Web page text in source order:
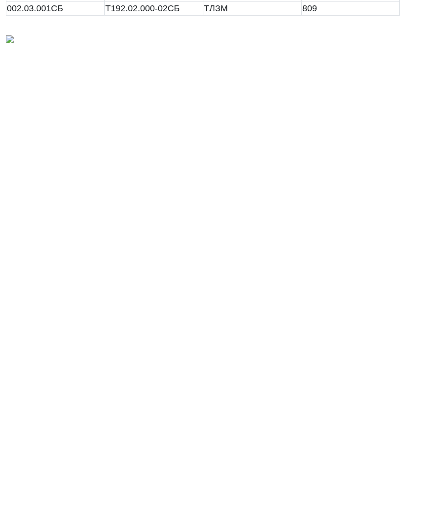
002.03.001СБ
Т192.02.000-02СБ ТЛЗМ 809